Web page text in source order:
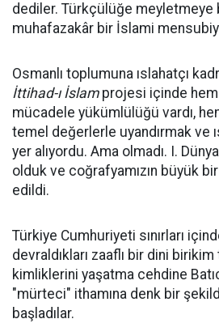
dediler. Türkçülüğe meyletmeye
muhafazakâr bir İslami
Osmanlı toplumuna ıslahatçı
İttihad-ı İslamprojesi içinde
mücadele yükümlülüğü vardı,
temel değerlerle uyandırmak ve
yer alıyordu. Ama olmadı. I.
olduk ve coğrafyamızın büyük
edildi.
Türkiye Cumhuriyeti sınırları
devraldıkları zaaflı bir dini
kimliklerini yaşatma cehdine
"mürteci" ithamına denk bir
başladılar.